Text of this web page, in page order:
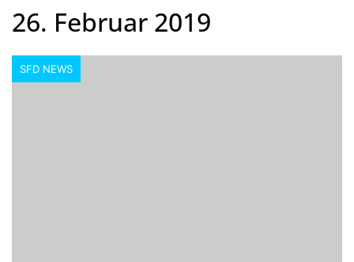
26. Februar 2019
SFD NEWS